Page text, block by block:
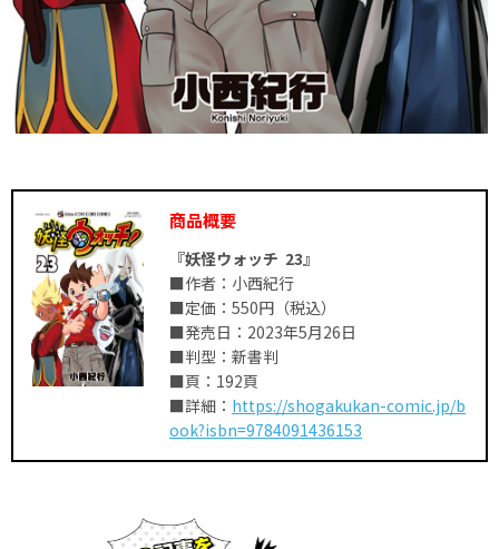
商品概要
『妖怪ウォッチ 23』
■作者：小西紀行
■定価：550円（税込）
■発売日：2023年5月26日
■判型：新書判
■頁：192頁
■詳細： https://shogakukan-comic.jp/b
ook?isbn=9784091436153